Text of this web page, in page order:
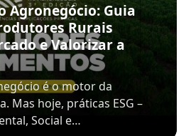
Agronegócio: Guia
Rurais
e Valorizar a
é o motor da
Mas hoje, práticas ESG –
Social e…